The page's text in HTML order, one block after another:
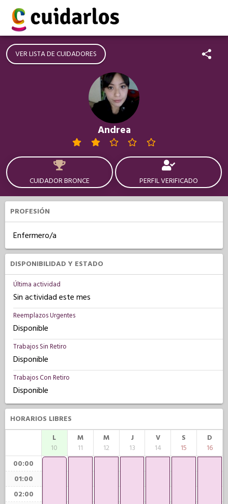
VER LISTA DE CUIDADORES
Andrea
CUIDADOR BRONCE PERFIL VERIFICADO
PROFESIÓN
Enfermero/a
DISPONIBILIDAD Y ESTADO
Última actividad
Sin actividad este mes
Reemplazos Urgentes
Disponible
Trabajos Sin Retiro
Disponible
Trabajos Con Retiro
Disponible
HORARIOS LIBRES
L
10
M
11
M
12
J
13
V
14
S
15
D
16
00:00
01:00
02:00